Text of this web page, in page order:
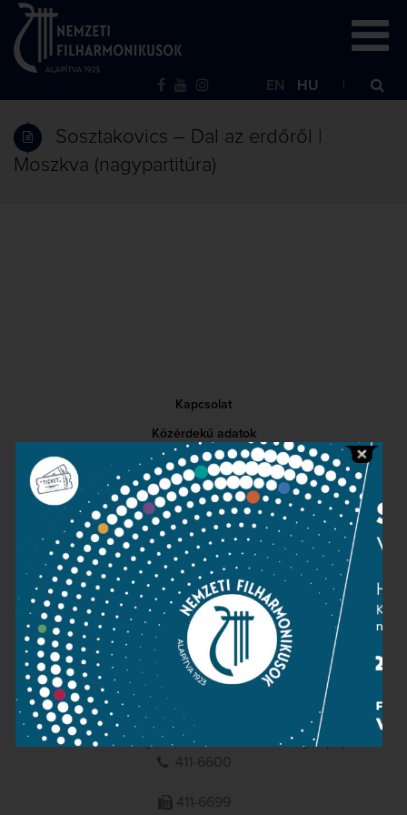
EN HU
Sosztakovics – Dal az erdőről |
Moszkva (nagypartitúra)
Kapcsolat
Közérdekű adatok
Sajtószoba
Adatvédelem
Impresszum
NEMZETI
FILHARMONIKUSOK
1095 Budapest, Komor Marcell u. 1. (Müpa)
411-6600
411-6699